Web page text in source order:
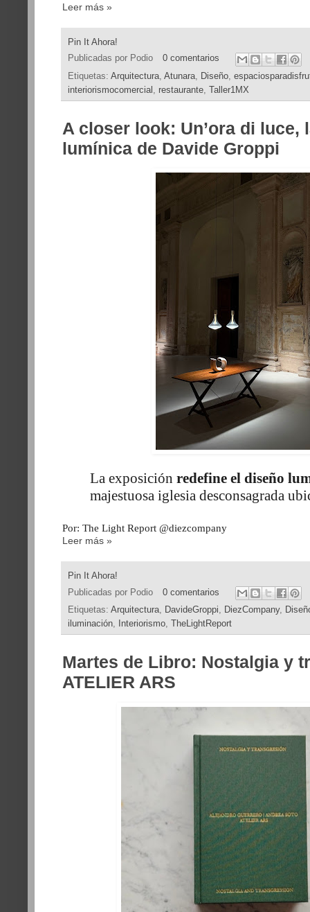
Leer más »
Pin It Ahora!
Publicadas por Podio
0 comentarios
Etiquetas: Arquitectura Atunara Diseño
interiorismocomercial
restaurante Taller1MX
A closer look: Un’ora di luce,
lumínica de Davide Groppi
La exposición redefine el diseño
majestuosa iglesia desconsagrada
Por: The Light Report @diezcompany
Leer más »
Pin It Ahora!
Publicadas por Podio
0 comentarios
Etiquetas: Arquitectura, DavideGroppi, DiezCompany,
iluminación, Interiorismo, TheLightReport
Martes de Libro: Nostalgia y
ATELIER ARS